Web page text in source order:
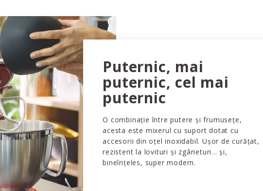
Puternic, mai
puternic, cel mai
puternic
O combinație între putere și frumusețe,
acesta este mixerul cu suport dotat cu
accesorii din oțel inoxidabil. Ușor de curățat,
rezistent la lovituri și zgârieturi... și,
bineînțeles, super modern.